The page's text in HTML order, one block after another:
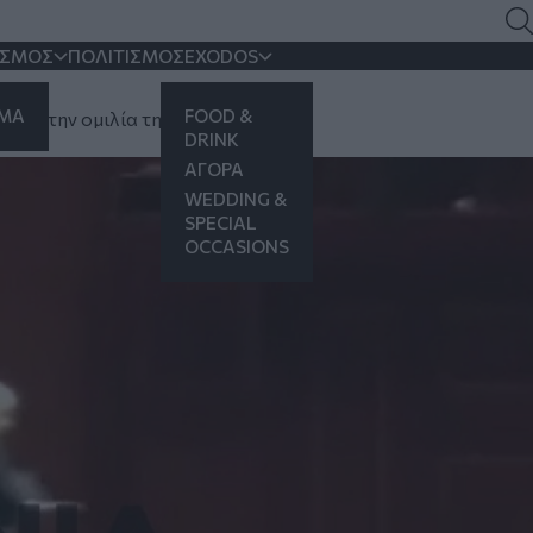
ΠΟΛΙΤΙΣΜΟΣEXODOS
FOOD &
DRINK
ΑΓΟΡΑ
WEDDING &
SPECIAL
OCCASIONS
για «παρακρατικές
την ομιλία της